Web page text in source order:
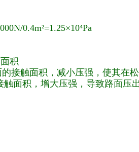
0.4m²=1.25×10⁴Pa
积
接触面积，减小压强，使其在
面积，增大压强，导致路面压出